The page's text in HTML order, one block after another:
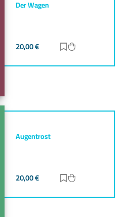
Der Wagen
20,00€ Zur Merkliste
Augentrost
20,00€ Zur Merkliste